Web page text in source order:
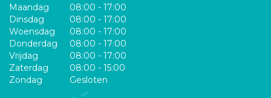
Maandag
08:00 - 17:00
Dinsdag
08:00 - 17:00
Woensdag
08:00 - 17:00
Donderdag
08:00 - 17:00
Vrijdag
08:00 - 17:00
Zaterdag
08:00 - 15:00
Zondag
Gesloten